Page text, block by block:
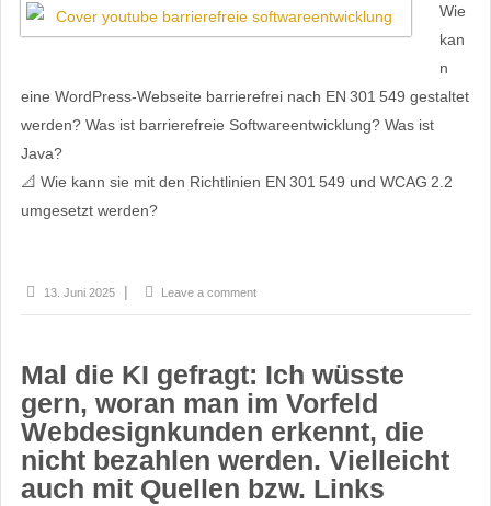
Wie
kan
n
eine WordPress-Webseite barrierefrei nach EN 301 549 gestaltet
werden? Was ist barrierefreie Softwareentwicklung? Was ist
Java?
📐 Wie kann sie mit den Richtlinien EN 301 549 und WCAG 2.2
umgesetzt werden?
13. Juni 2025 Leave a comment
Mal die KI gefragt: Ich wüsste
gern, woran man im Vorfeld
Webdesignkunden erkennt, die
nicht bezahlen werden. Vielleicht
auch mit Quellen bzw. Links